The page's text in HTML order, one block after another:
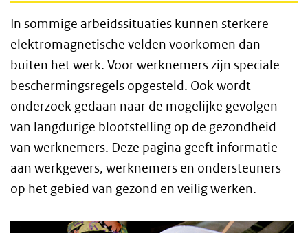
In sommige arbeidssituaties kunnen sterkere
elektromagnetische velden voorkomen dan
buiten het werk. Voor werknemers zijn speciale
beschermingsregels opgesteld. Ook wordt
onderzoek gedaan naar de mogelijke gevolgen
van langdurige blootstelling op de gezondheid
van werknemers. Deze pagina geeft informatie
aan werkgevers, werknemers en ondersteuners
op het gebied van gezond en veilig werken.